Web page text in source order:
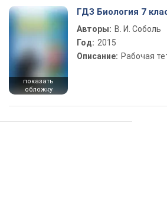
показать
обложку
ГДЗ Биология 7
Авторы: В. И. Соболь
Год: 2015
Описание: Рабочая